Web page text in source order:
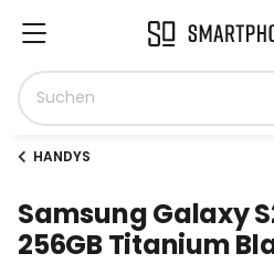
HANDYS
Samsung Galaxy
256GB Titanium